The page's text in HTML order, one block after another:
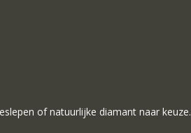
of natuurlijke diamant naar keuze.